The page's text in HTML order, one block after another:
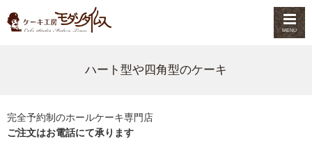
MENU
ハート型や四角型のケーキ
完全予約制のホールケーキ専門店
ご注文はお電話にて承ります